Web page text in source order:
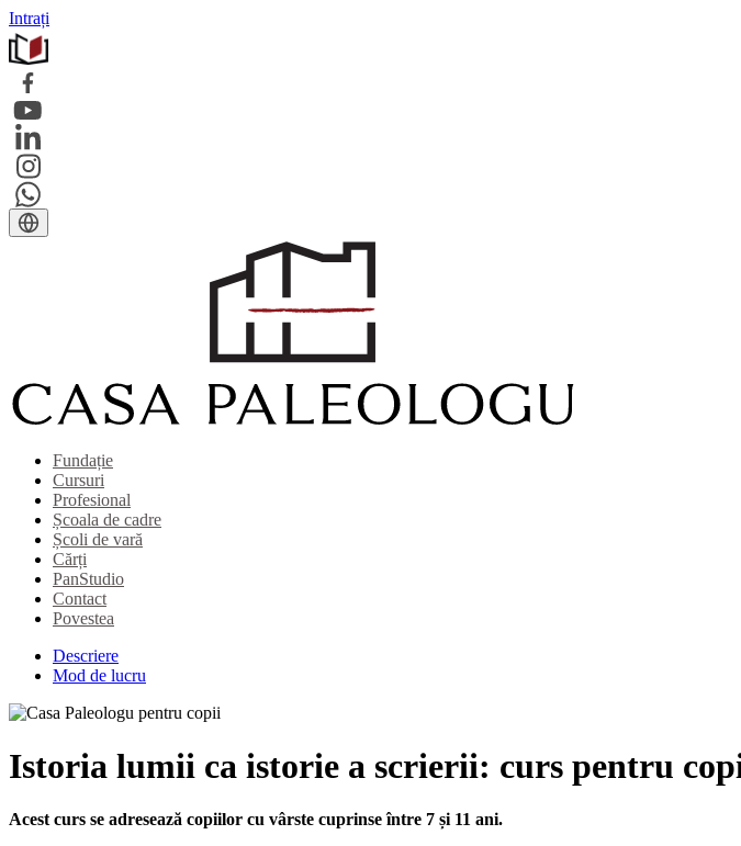
Intrați
Fundație
Cursuri
Profesional
Școala de cadre
Școli de vară
Cărți
PanStudio
Contact
Povestea
Descriere
Mod de lucru
Istoria lumii ca istorie a scrierii: curs pentru
Acest curs se adresează copiilor cu vârste cuprinse între 7 și 11 ani.